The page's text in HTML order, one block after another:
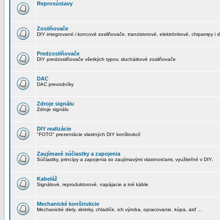
Reprosústavy
Zosilňovače
DIY integrované i koncové zosilňovače, tranzistorové, elektrónkové, chipampy i
Predzosilňovače
DIY predzosilňovače všetkých typov, sluchátkové zosilňovače
DAC
DAC prevodníky
Zdroje signálu
Zdroje signálu
DIY realizácie
"FOTO" prezentácie vlastných DIY konštrukcií
Zaujímavé súčiastky a zapojenia
Súčiastky, princípy a zapojenia so zaujímavými vlastnosťami, využiteľné v DIY.
Kabeláž
Signálové, reproduktorové, napájacie a iné káble
Mechanické konštrukcie
Mechanické diely, skrinky, chladiče, ich výroba, opracovanie, kúpa, atď ...